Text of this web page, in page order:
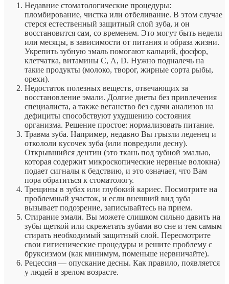
Недавние стоматологические процедуры:
пломбирование, чистка или отбеливание. В этом случае
стерся естественный защитный слой зуба, и он
восстановится сам, со временем. Это могут быть недели
или месяцы, в зависимости от питания и образа жизни.
Укрепить зубную эмаль помогают кальций, фосфор,
клетчатка, витамины С, А, D. Нужно подналечь на
такие продукты (молоко, творог, жирные сорта рыбы,
орехи).
Недостаток полезных веществ, отвечающих за
восстановление эмали. Долгие диеты без привлечения
специалиста, а также веганство без сдачи анализов на
дефициты способствуют ухудшению состояния
организма. Решение простое: нормализовать питание.
Травма зуба. Например, недавно Вы грызли леденец и
откололи кусочек зуба (или повредили десну).
Открывшийся дентин (это ткань под зубной эмалью,
которая содержит микроскопические нервные волокна)
подает сигналы к бедствию, и это означает, что Вам
пора обратиться к стоматологу.
Трещины в зубах или глубокий кариес. Посмотрите на
проблемный участок, и если внешний вид зуба
вызывает подозрение, записывайтесь на прием.
Стирание эмали. Вы можете слишком сильно давить на
зубы щеткой или скрежетать зубами во сне и тем самым
стирать необходимый защитный слой. Пересмотрите
свои гигиенические процедуры и решите проблему с
бруксизмом (как минимум, поменьше нервничайте).
Рецессия — опускание десны. Как правило, появляется
у людей в зрелом возрасте.